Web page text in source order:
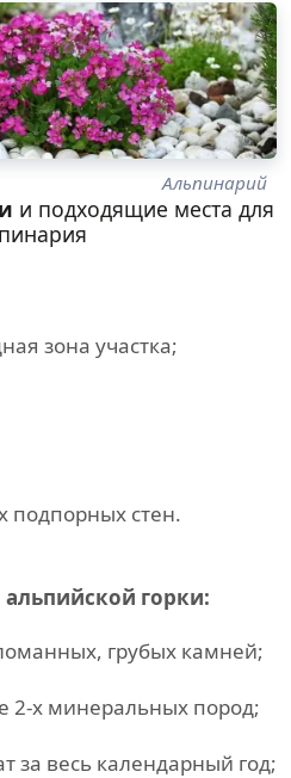
Альпинарий
и подходящие места для
зона участка;
подпорных стен.
горки:
грубых камней;
2-х минеральных пород;
за весь календарный год;